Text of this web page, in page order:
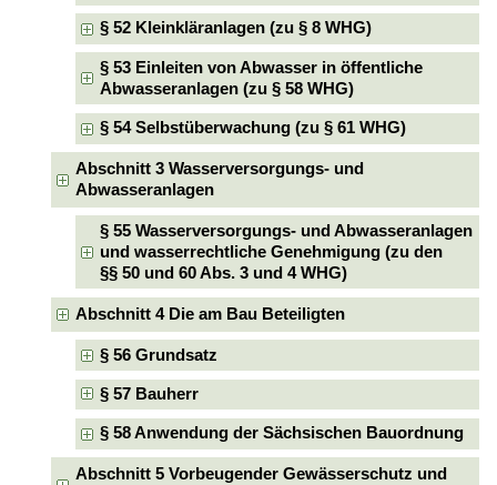
§ 52 Kleinkläranlagen (zu § 8 WHG)
§ 53 Einleiten von Abwasser in öffentliche
Abwasseranlagen (zu § 58 WHG)
§ 54 Selbstüberwachung (zu § 61 WHG)
Abschnitt 3 Wasserversorgungs- und
Abwasseranlagen
§ 55 Wasserversorgungs- und Abwasseranlagen
und wasserrechtliche Genehmigung (zu den
§§ 50 und 60 Abs. 3 und 4 WHG)
Abschnitt 4 Die am Bau Beteiligten
§ 56 Grundsatz
§ 57 Bauherr
§ 58 Anwendung der Sächsischen Bauordnung
Abschnitt 5 Vorbeugender Gewässerschutz und